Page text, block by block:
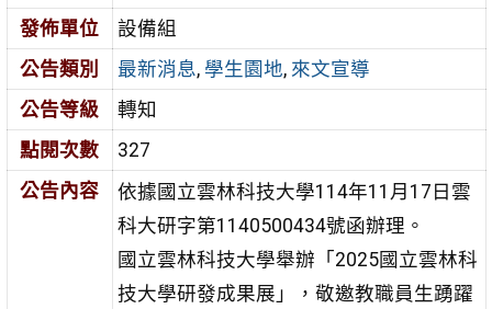
發佈單位
設備組
公告類別
最新消息, 學生園地, 來文宣導
公告等級
轉知
點閱次數
327
公告內容
依據國立雲林科技大學114年11月17日雲
科大研字第1140500434號函辦理。
國立雲林科技大學舉辦「2025國立雲林科
技大學研發成果展」，敬邀教職員生踴躍